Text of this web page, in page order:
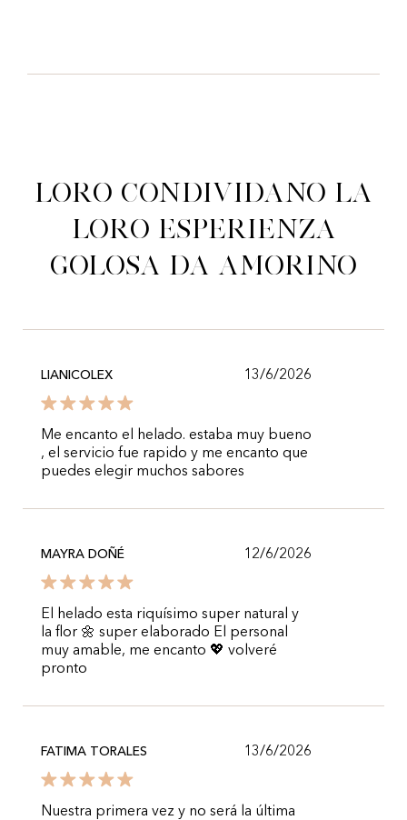
Loro condividano la
loro esperienza
golosa da Amorino
LIANICOLEX 13/6/2026
Me encanto el helado. estaba muy bueno
, el servicio fue rapido y me encanto que
puedes elegir muchos sabores
MAYRA DOÑÉ 12/6/2026
El helado esta riquísimo super natural y
la flor 🌼 super elaborado El personal
muy amable, me encanto 💖 volveré
pronto
FATIMA TORALES 13/6/2026
Nuestra primera vez y no será la última